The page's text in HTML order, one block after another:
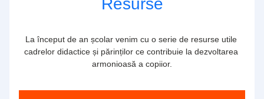
Resurse
La început de an școlar venim cu o serie de resurse utile
cadrelor didactice și părinților ce contribuie la dezvoltarea
armonioasă a copiior.